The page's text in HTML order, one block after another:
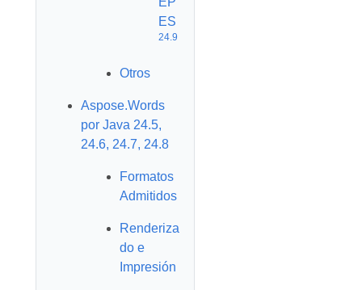
ES
24.9
Otros
Aspose.Words
por Java 24.5,
24.6, 24.7, 24.8
Formatos
Admitidos
Renderiza
do e
Impresión